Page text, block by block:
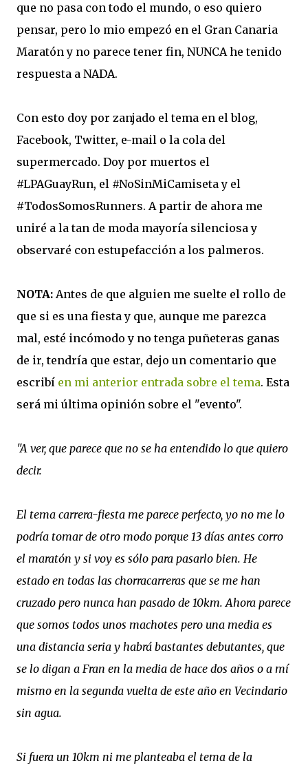
que no pasa con todo el mundo, o eso quiero
pensar, pero lo mio empezó en el Gran Canaria
Maratón y no parece tener fin, NUNCA he tenido
respuesta a NADA.
Con esto doy por zanjado el tema en el blog,
Facebook, Twitter, e-mail o la cola del
supermercado. Doy por muertos el
#LPAGuayRun, el #NoSinMiCamiseta y el
#TodosSomosRunners. A partir de ahora me
uniré a la tan de moda mayoría silenciosa y
observaré con estupefacción a los palmeros.
NOTA: Antes de que alguien me suelte el rollo de
que si es una fiesta y que, aunque me parezca
mal, esté incómodo y no tenga puñeteras ganas
de ir, tendría que estar, dejo un comentario que
escribí en mi anterior entrada sobre el tema. Esta
será mi última opinión sobre el "evento".
"A ver, que parece que no se ha entendido lo que quiero
decir.
El tema carrera-fiesta me parece perfecto, yo no me lo
podría tomar de otro modo porque 13 días antes corro
el maratón y si voy es sólo para pasarlo bien. He
estado en todas las chorracarreras que se me han
cruzado pero nunca han pasado de 10km. Ahora parece
que somos todos unos machotes pero una media es
una distancia seria y habrá bastantes debutantes, que
se lo digan a Fran en la media de hace dos años o a mí
mismo en la segunda vuelta de este año en Vecindario
sin agua.
Si fuera un 10km ni me planteaba el tema de la